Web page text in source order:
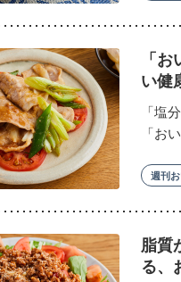
「
い健
「塩
「お
週刊
脂質
る、